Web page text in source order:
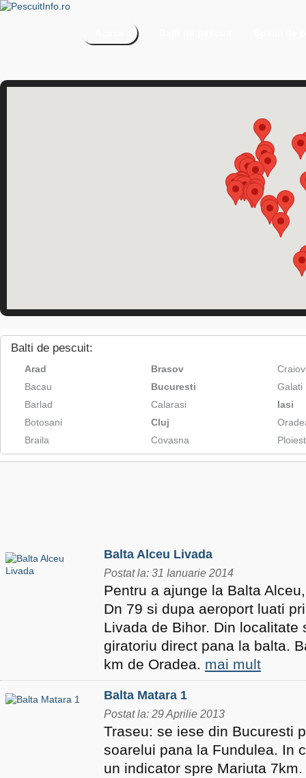
Balti de pescuit:
Arad
Bacau
Barlad
Botosani
Braila
Brasov
Bucuresti
Calarasi
Cluj
Covasna
Galati
Iasi
Balta Alceu Livada
Postat la: 31 Ianuarie 2014
Pentru a ajunge la Balta
Dn 79 si dupa aeroport luati
Livada de Bihor. Din
giratoriu direct pana la balta.
km de Oradea. mai mult
Balta Matara 1
Postat la: 29 Aprilie 2013
Traseu: se iese din Bucuresti
soarelui pana la Fundulea. In
un indicator spre Mariuta